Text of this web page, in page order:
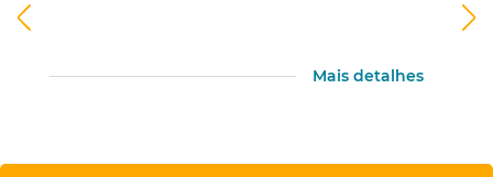
Mais detalhes